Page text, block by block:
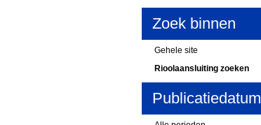
Zoek binnen
Gehele site
Rioolaansluiting zoeken
Publicatiedatum